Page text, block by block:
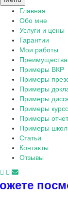
Главная
Обо мне
Услуги и цены
Гарантии
Мои работы
Преимущества
Примеры ВКР
Примеры
Примеры
Примеры
Примеры
Примеры
Примеры
Статьи
Контакты
Отзывы